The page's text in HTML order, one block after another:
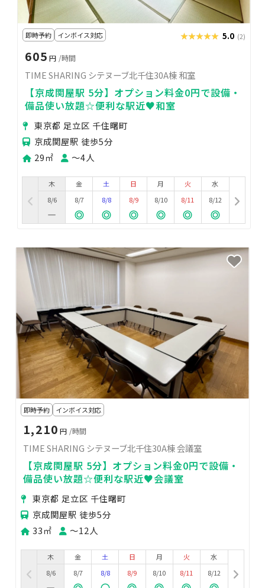
即時予約 インボイス対応 ★★★★★
★★★★★ 5.0 (2)
605 円 /時間
TIME SHARING シテヌーブ北千住30A棟 和室
【京成関屋駅 5分】オプション料金0円で設備・
備品使い放題☆便利な駅近♥和室
東京都 足立区 千住曙町
京成関屋駅 徒歩5分
29㎡
〜4人
木
8/6
金
8/7
土
8/8
日
8/9
月
8/10
火
8/11
水
8/12
即時予約 インボイス対応
1,210 円 /時間
TIME SHARING シテヌーブ北千住30A棟 会議室
【京成関屋駅 5分】オプション料金0円で設備・
備品使い放題☆便利な駅近♥会議室
東京都 足立区 千住曙町
京成関屋駅 徒歩5分
33㎡
〜12人
木
8/6
金
8/7
土
8/8
日
8/9
月
8/10
火
8/11
水
8/12